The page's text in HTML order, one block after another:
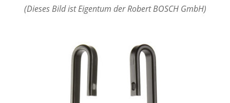
(Dieses Bild ist Eigentum der Robert BOSCH GmbH)